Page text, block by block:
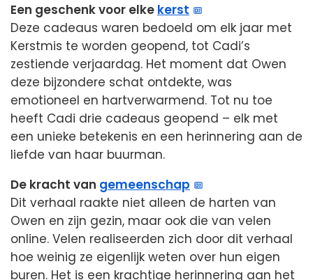
Een geschenk voor elke kerst
Deze cadeaus waren bedoeld om elk jaar met
Kerstmis te worden geopend, tot Cadi’s
zestiende verjaardag. Het moment dat Owen
deze bijzondere schat ontdekte, was
emotioneel en hartverwarmend. Tot nu toe
heeft Cadi drie cadeaus geopend – elk met
een unieke betekenis en een herinnering aan de
liefde van haar buurman.
De kracht van gemeenschap
Dit verhaal raakte niet alleen de harten van
Owen en zijn gezin, maar ook die van velen
online. Velen realiseerden zich door dit verhaal
hoe weinig ze eigenlijk weten over hun eigen
buren. Het is een krachtige herinnering aan het